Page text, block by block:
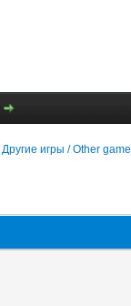
Другие игры / Other